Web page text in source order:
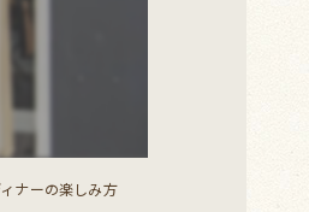
ナーの楽しみ方